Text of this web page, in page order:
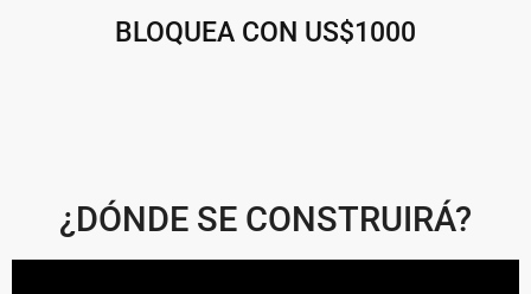
BLOQUEA CON US$1000
¿DÓNDE SE CONSTRUIRÁ?